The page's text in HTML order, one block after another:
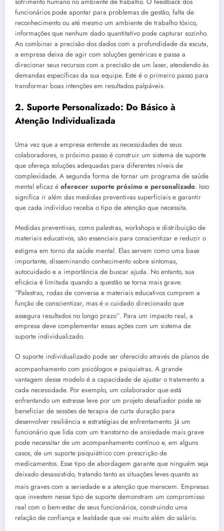
funcionários pode apontar para problemas de gestão, falta de
reconhecimento ou até mesmo um ambiente de trabalho tóxico,
informações que nenhum dado quantitativo pode capturar sozinho.
Ao combinar a precisão dos dados com a profundidade da escuta,
a empresa deixa de agir com soluções genéricas e passa a
direcionar seus recursos com a precisão de um laser, atendendo às
demandas específicas da sua equipe. Este é o primeiro passo para
transformar boas intenções em resultados palpáveis.
2. Suporte Personalizado: Do Básico à
Atenção Individualizada
Uma vez que a empresa entende as necessidades de seus
colaboradores, o próximo passo é construir um sistema de suporte
que ofereça soluções adequadas para diferentes níveis de
complexidade. A segunda forma de tornar um programa de saúde
mental eficaz é oferecer suporte próximo e personalizado. Isso
significa ir além das medidas preventivas superficiais e garantir
que cada indivíduo receba o tipo de atenção que necessita.
Medidas preventivas, como palestras, workshops e distribuição de
materiais educativos, são essenciais para conscientizar e reduzir o
estigma em torno da saúde mental. Elas servem como uma base
importante, disseminando conhecimento sobre sintomas,
autocuidado e a importância de buscar ajuda. No entanto, sua
eficácia é limitada quando a questão se torna mais grave.
“Palestras, rodas de conversa e materiais educativos cumprem a
função de conscientizar, mas é o cuidado direcionado que
assegura resultados no longo prazo”. Para um impacto real, a
empresa deve complementar essas ações com um sistema de
suporte individualizado.
O suporte individualizado pode ser oferecido através de planos de
acompanhamento com psicólogos e psiquiatras. A grande
vantagem desse modelo é a capacidade de ajustar o tratamento a
cada necessidade. Por exemplo, um colaborador que está
enfrentando um estresse leve por um projeto desafiador pode se
beneficiar de sessões de terapia de curta duração para
desenvolver resiliência e estratégias de enfrentamento. Já um
funcionário que lida com um transtorno de ansiedade mais grave
pode necessitar de um acompanhamento contínuo e, em alguns
casos, de um suporte psiquiátrico com prescrição de
medicamentos. Esse tipo de abordagem garante que ninguém seja
deixado desassistido, tratando tanto as situações leves quanto as
mais graves com a seriedade e a atenção que merecem. Empresas
que investem nesse tipo de suporte demonstram um compromisso
real com o bem-estar de seus funcionários, construindo uma
relação de confiança e lealdade que vai muito além do salário.